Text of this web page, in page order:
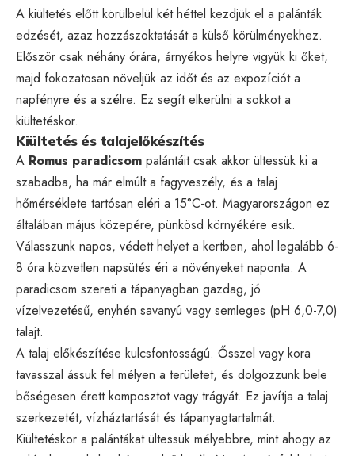
A kiültetés előtt körülbelül két héttel kezdjük el a palánták
edzését, azaz hozzászoktatását a külső körülményekhez.
Először csak néhány órára, árnyékos helyre vigyük ki őket,
majd fokozatosan növeljük az időt és az expozíciót a
napfényre és a szélre. Ez segít elkerülni a sokkot a
kiültetéskor.
Kiültetés és talajelőkészítés
A Romus paradicsom palántáit csak akkor ültessük ki a
szabadba, ha már elmúlt a fagyveszély, és a talaj
hőmérséklete tartósan eléri a 15°C-ot. Magyarországon ez
általában május közepére, pünkösd környékére esik.
Válasszunk napos, védett helyet a kertben, ahol legalább 6-
8 óra közvetlen napsütés éri a növényeket naponta. A
paradicsom szereti a tápanyagban gazdag, jó
vízelvezetésű, enyhén savanyú vagy semleges (pH 6,0-7,0)
talajt.
A talaj előkészítése kulcsfontosságú. Ősszel vagy kora
tavasszal ássuk fel mélyen a területet, és dolgozzunk bele
bőségesen érett komposztot vagy trágyát. Ez javítja a talaj
szerkezetét, vízháztartását és tápanyagtartalmát.
Kiültetéskor a palántákat ültessük mélyebbre, mint ahogy az